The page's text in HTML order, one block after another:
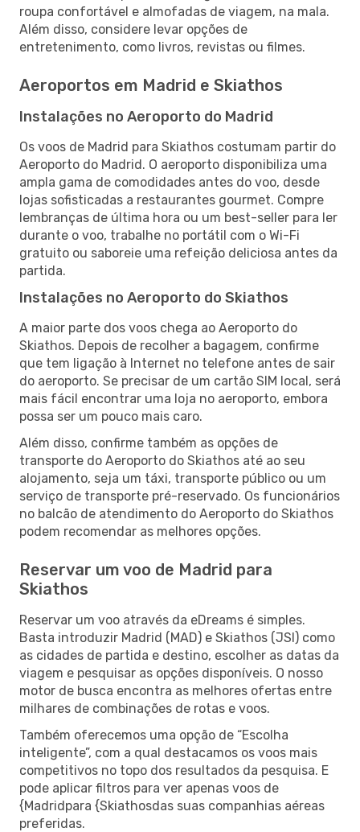
roupa confortável e almofadas de viagem, na mala.
Além disso, considere levar opções de
entretenimento, como livros, revistas ou filmes.
Aeroportos em Madrid e Skiathos
Instalações no Aeroporto do Madrid
Os voos de Madrid para Skiathos costumam partir do
Aeroporto do Madrid. O aeroporto disponibiliza uma
ampla gama de comodidades antes do voo, desde
lojas sofisticadas a restaurantes gourmet. Compre
lembranças de última hora ou um best-seller para ler
durante o voo, trabalhe no portátil com o Wi-Fi
gratuito ou saboreie uma refeição deliciosa antes da
partida.
Instalações no Aeroporto do Skiathos
A maior parte dos voos chega ao Aeroporto do
Skiathos. Depois de recolher a bagagem, confirme
que tem ligação à Internet no telefone antes de sair
do aeroporto. Se precisar de um cartão SIM local, será
mais fácil encontrar uma loja no aeroporto, embora
possa ser um pouco mais caro.
Além disso, confirme também as opções de
transporte do Aeroporto do Skiathos até ao seu
alojamento, seja um táxi, transporte público ou um
serviço de transporte pré-reservado. Os funcionários
no balcão de atendimento do Aeroporto do Skiathos
podem recomendar as melhores opções.
Reservar um voo de Madrid para
Skiathos
Reservar um voo através da eDreams é simples.
Basta introduzir Madrid (MAD) e Skiathos (JSI) como
as cidades de partida e destino, escolher as datas da
viagem e pesquisar as opções disponíveis. O nosso
motor de busca encontra as melhores ofertas entre
milhares de combinações de rotas e voos.
Também oferecemos uma opção de “Escolha
inteligente”, com a qual destacamos os voos mais
competitivos no topo dos resultados da pesquisa. E
pode aplicar filtros para ver apenas voos de
{Madridpara {Skiathosdas suas companhias aéreas
preferidas.